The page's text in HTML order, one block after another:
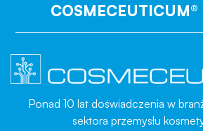
COSMECEUTICUM®
Ponad 10 lat doświadczenia w
sektora przemysłu